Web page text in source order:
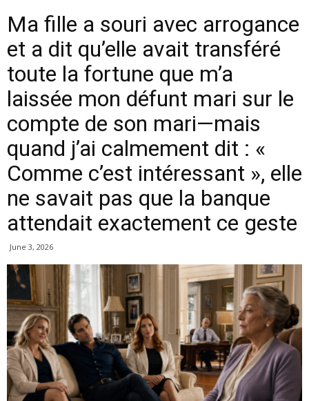
Ma fille a souri avec arrogance
et a dit qu’elle avait transféré
toute la fortune que m’a
laissée mon défunt mari sur le
compte de son mari—mais
quand j’ai calmement dit : «
Comme c’est intéressant », elle
ne savait pas que la banque
attendait exactement ce geste
June 3, 2026